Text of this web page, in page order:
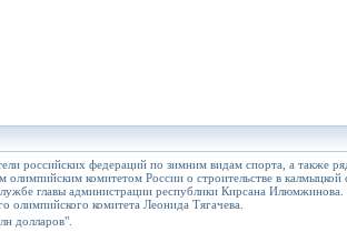
российских федераций по зимним видам спорта, а также
комитетом России о строительстве в калмыцкой
главы администрации республики Кирсана Илюмжинова.
комитета Леонида Тягачева.
долларов".